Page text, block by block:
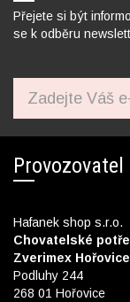
Přejete si být
se k odběru
Provozovatel
Hafanek shop s.r.o.
Chovatelské
Zverimex Hořovice
Podluhy 244
268 01 Hořovice